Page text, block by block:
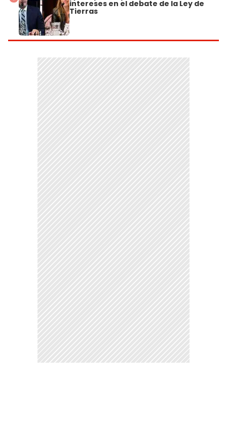
intereses en el debate de la Ley de
Tierras